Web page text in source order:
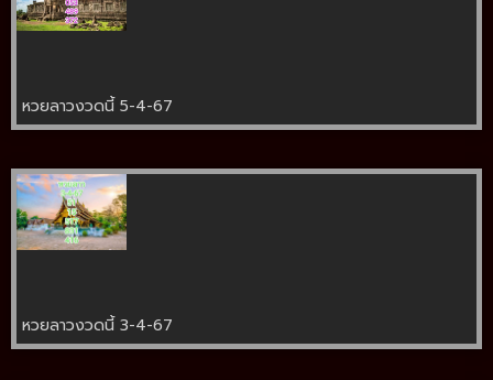
หวยลาวงวดนี้ 5-4-67
หวยลาวงวดนี้ 3-4-67